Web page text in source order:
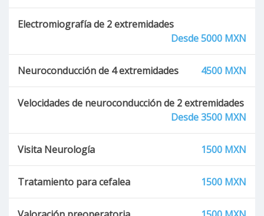
Electromiografía de 2 extremidades
Desde 5000 MXN
Neuroconducción de 4 extremidades 4500 MXN
Velocidades de neuroconducción de 2 extremidades
Desde 3500 MXN
Visita Neurología 1500 MXN
Tratamiento para cefalea 1500 MXN